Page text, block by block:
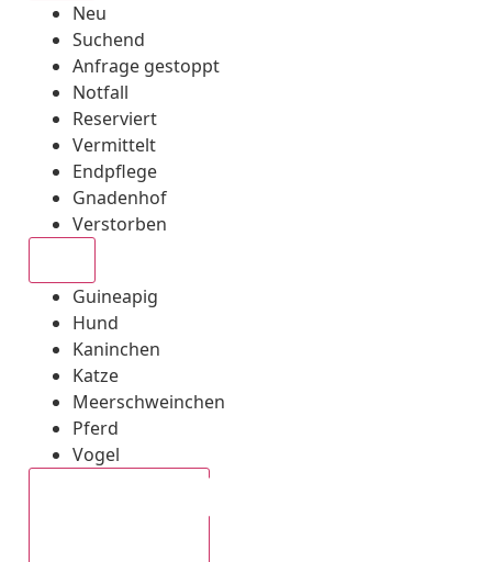
Neu
Suchend
Anfrage gestoppt
Notfall
Reserviert
Vermittelt
Endpflege
Gnadenhof
Verstorben
Guineapig
Hund
Kaninchen
Katze
Meerschweinchen
Pferd
Vogel